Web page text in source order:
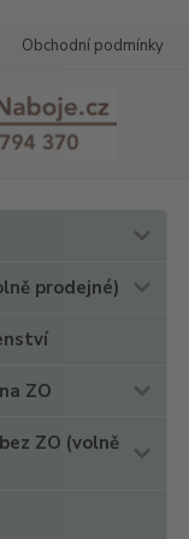
Obchodní podmínky
prodejné)
ZO
ZO (volně